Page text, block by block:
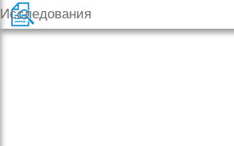
Исследования